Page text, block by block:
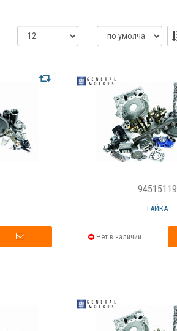
94515119
ГАЙКА
Нет в наличии